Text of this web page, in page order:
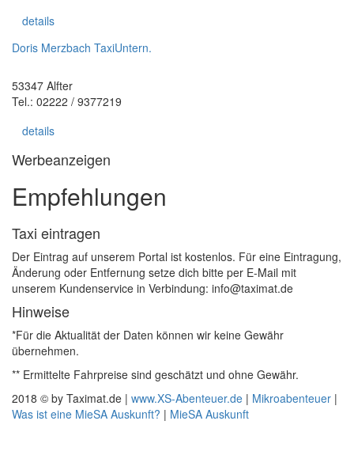
details
Doris Merzbach TaxiUntern.
53347 Alfter
Tel.: 02222 / 9377219
details
Werbeanzeigen
Empfehlungen
Taxi eintragen
Der Eintrag auf unserem Portal ist kostenlos. Für eine Eintragung,
Änderung oder Entfernung setze dich bitte per E-Mail mit
unserem Kundenservice in Verbindung: info@taximat.de
Hinweise
*Für die Aktualität der Daten können wir keine Gewähr
übernehmen.
** Ermittelte Fahrpreise sind geschätzt und ohne Gewähr.
2018 © by Taximat.de | www.XS-Abenteuer.de | Mikroabenteuer |
Was ist eine MieSA Auskunft? | MieSA Auskunft